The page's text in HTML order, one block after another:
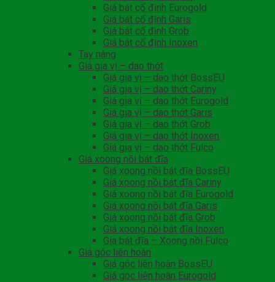
Giá bát cố định Eurogold
Giá bát cố định Garis
Giá bát cố định Grob
Giá bát cố định Inoxen
Tay nâng
Giá gia vị – dao thớt
Giá gia vị – dao thớt BossEU
Giá gia vị – dao thớt Cariny
Giá gia vị – dao thớt Eurogold
Giá gia vị – dao thớt Garis
Giá gia vị – dao thớt Grob
Giá gia vị – dao thớt Inoxen
Giá gia vị – dao thớt Fulco
Giá xoong nồi bát đĩa
Giá xoong nồi bát đĩa BossEU
Giá xoong nồi bát đĩa Cariny
Giá xoong nồi bát đĩa Eurogold
Giá xoong nồi bát đĩa Garis
Giá xoong nồi bát đĩa Grob
Giá xoong nồi bát đĩa Inoxen
Gia bát đĩa – Xoong nồi Fulco
Giá góc liên hoàn
Giá góc liên hoàn BossEU
Giá góc liên hoàn Eurogold